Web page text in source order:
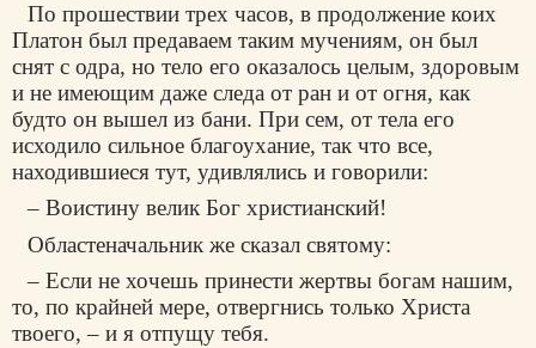
По прошествии трех часов, в продолжение коих
Платон был предаваем таким мучениям, он был
снят с одра, но тело его оказалось целым, здоровым
и не имеющим даже следа от ран и от огня, как
будто он вышел из бани. При сем, от тела его
исходило сильное благоухание, так что все,
находившиеся тут, удивлялись и говорили:
– Воистину велик Бог христианский!
Областеначальник же сказал святому:
– Если не хочешь принести жертвы богам нашим,
то, по крайней мере, отвергнись только Христа
твоего, – и я отпущу тебя.